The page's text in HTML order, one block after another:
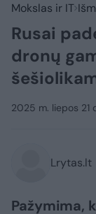
Mokslas ir IT
Rusai
dronų
2025 m. liepos 21
Lrytas.lt
Pažymima,